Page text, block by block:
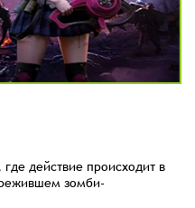
действие происходит в
зомби-